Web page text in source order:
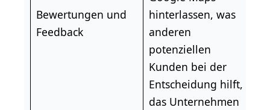
Bewertungen und
Feedback
hinterlassen, was
anderen
potenziellen
Kunden bei der
Entscheidung hilft,
das Unternehmen